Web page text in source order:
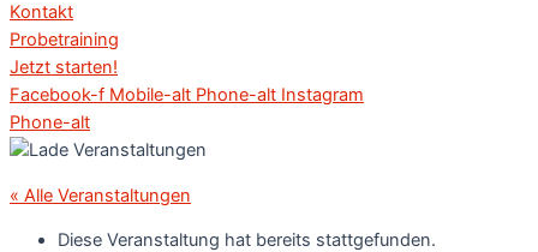
Kontakt
Probetraining
Jetzt starten!
Facebook-f Mobile-alt Phone-alt Instagram
Phone-alt
« Alle Veranstaltungen
Diese Veranstaltung hat bereits stattgefunden.